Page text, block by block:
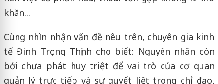
khăn...
Cùng nhìn nhận vấn đề nêu trên, chuyên gia kinh
tế Đinh Trọng Thịnh cho biết: Nguyên nhân còn
bởi chưa phát huy triệt để vai trò của cơ quan
quản lý trực tiếp và sự quyết liệt trong chỉ đạo,